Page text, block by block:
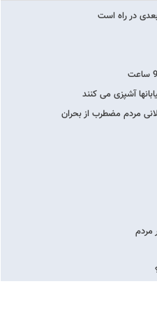
آشپزی می کنند
مردم مضطرب از بحران
مردم